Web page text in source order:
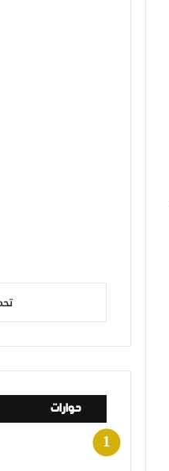
حوارات